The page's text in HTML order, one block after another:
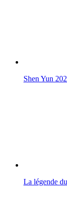
Shen Yun
La légende